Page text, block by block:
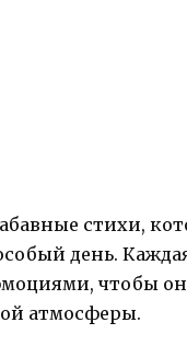
стихи,
день.
чтобы
атмосферы.